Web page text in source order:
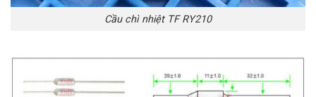
Cầu chì nhiệt TF RY210